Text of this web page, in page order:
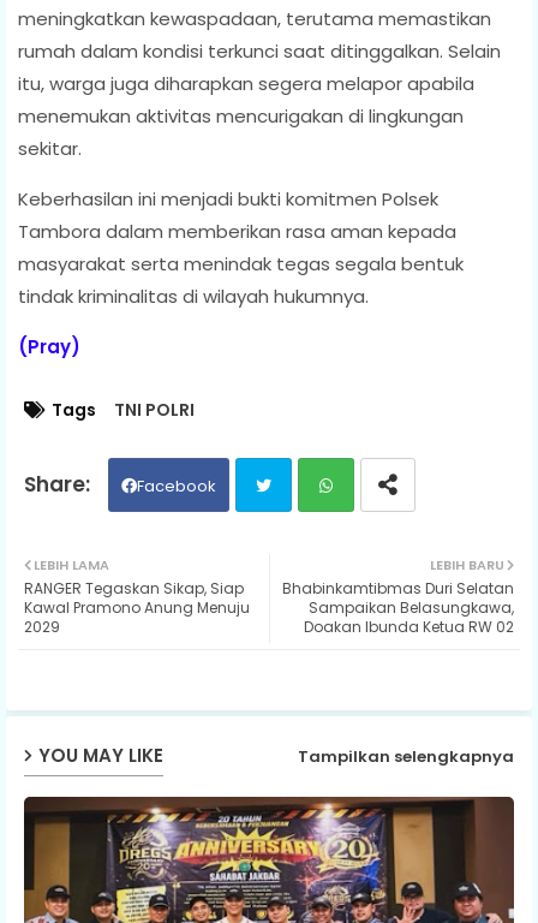
meningkatkan kewaspadaan, terutama memastikan
rumah dalam kondisi terkunci saat ditinggalkan. Selain
itu, warga juga diharapkan segera melapor apabila
menemukan aktivitas mencurigakan di lingkungan
sekitar.
Keberhasilan ini menjadi bukti komitmen Polsek
Tambora dalam memberikan rasa aman kepada
masyarakat serta menindak tegas segala bentuk
tindak kriminalitas di wilayah hukumnya.
(Pray)
Tags TNI POLRI
Facebook
ats
LEBIH BARU
Bhabinkamtibmas Duri Selatan
Sampaikan Belasungkawa,
Doakan Ibunda Ketua RW 02
LEBIH LAMA
RANGER Tegaskan Sikap, Siap
Kawal Pramono Anung Menuju
2029
YOU MAY LIKE Tampilkan selengkapnya